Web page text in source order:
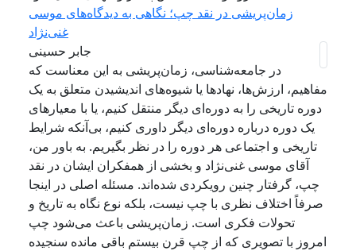
زمان‌پریشی در نقد چپ؛ نگاهی به دیدگاه‌های موسی
غنی‌نژاد
جابر حسینی
در جامعه‌شناسی، زمان‌پریشی به این معناست که
مفاهیم، ارزش‌ها، نهادها یا شیوه‌های اندیشیدن متعلق به یک
دوره تاریخی را به دوره‌ای دیگر منتقل کنیم، یا با معیارهای
یک دوره درباره دوره‌ای دیگر داوری کنیم، بی‌آنکه شرایط
تاریخی و اجتماعی هر دوره را در نظر بگیریم. به باور من،
آقای موسی غنی‌نژاد و بخشی از همفکران ایشان در نقد
چپ، گرفتار چنین رویکردی شده‌اند. مسئله اصلی در اینجا
صرفاً اختلاف نظری با چپ نیست، بلکه نوع نگاه به تاریخ و
تحولات فکری است. زمان‌پریشی باعث می‌شود چپ
امروز با تصویری که از چپ قرن بیستم باقی مانده سنجیده